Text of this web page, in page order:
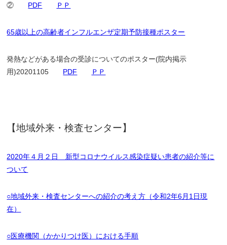
② PDF ＰＰ
65歳以上の高齢者インフルエンザ定期予防接種ポスター
発熱などがある場合の受診についてのポスター(院内掲示
用)20201105 PDF ＰＰ
【地域外来・検査センター】
2020年４月２日 新型コロナウイルス感染症疑い患者の紹介等に
ついて
○地域外来・検査センターへの紹介の考え方（令和2年6月1日現
在）
○医療機関（かかりつけ医）における手順